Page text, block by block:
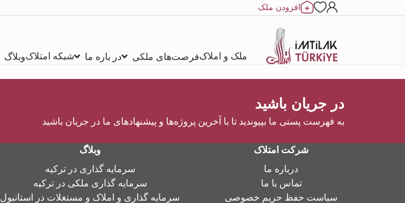
افزودن ملک
ملک و املاکفرصت‌های ملکی در باره ما شبکه امتلاکوبلاگ
در جریان باشید
به فهرست پستی ما بپیوندید تا با آخرین پروژه‌ها و پیشنهادهای ما در جریان باشید
شرکت امتلاک
درباره ما
تماس با ما
سیاست حفظ حریم خصوصی
وبلاگ
سرمایه گذاری در ترکیه
سرمایه گذاری ملکی در ترکیه
سرمایه گذاری و املاک و مستغلات در استانبول